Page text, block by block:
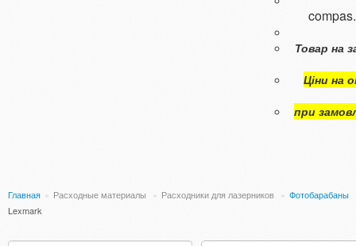
Товар на
Ціни на
при
Главная » Расходные материалы » Расходники для лазерников » Фотобарабаны
Lexmark